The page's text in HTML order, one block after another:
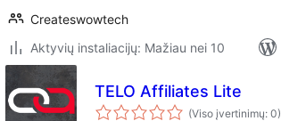
Createswowtech
Aktyvių instaliacijų: Mažiau nei 10
TELO Affiliates Lite
(Viso įvertinimų: 0)